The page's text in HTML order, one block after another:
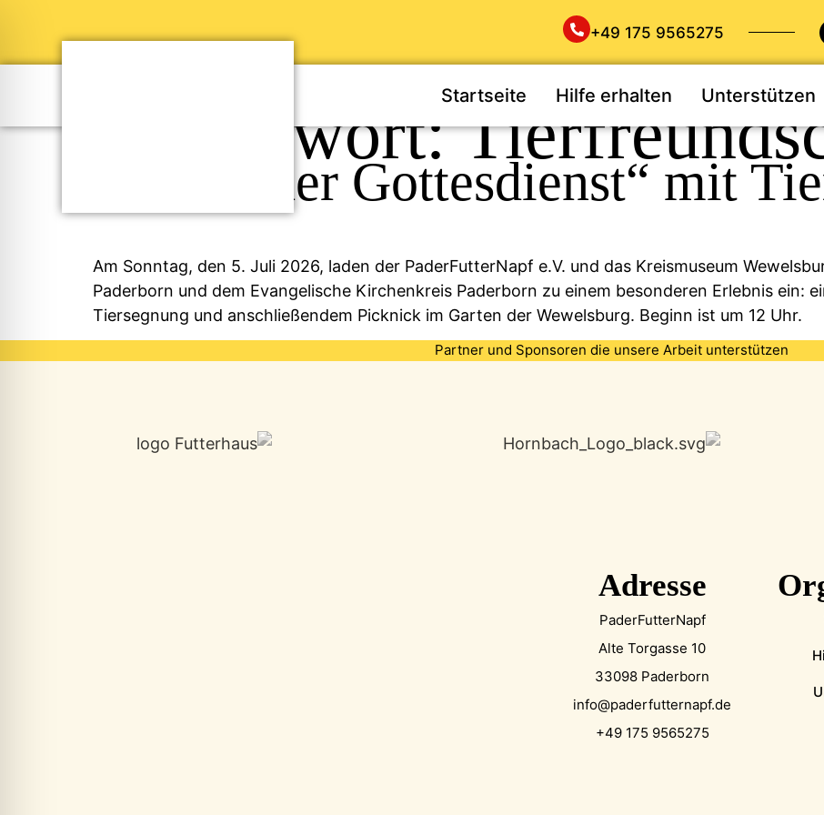
+49 175 9565275
Startseite Hilfe erhalten Unterstützen
Schlagwort:
„Tierischer Gottesdienst“ mit
Am Sonntag, den 5. Juli 2026, laden der PaderFutterNapf e.V. und das Kreismuseum
Paderborn und dem Evangelische Kirchenkreis Paderborn zu einem besonderen Erlebnis ein:
Tiersegnung und anschließendem Picknick im Garten der Wewelsburg. Beginn ist um 12 Uhr.
Partner und Sponsoren die unsere Arbeit unterstützen
Adresse
PaderFutterNapf
Alte Torgasse 10
33098 Paderborn
info@paderfutternapf.de
+49 175 9565275